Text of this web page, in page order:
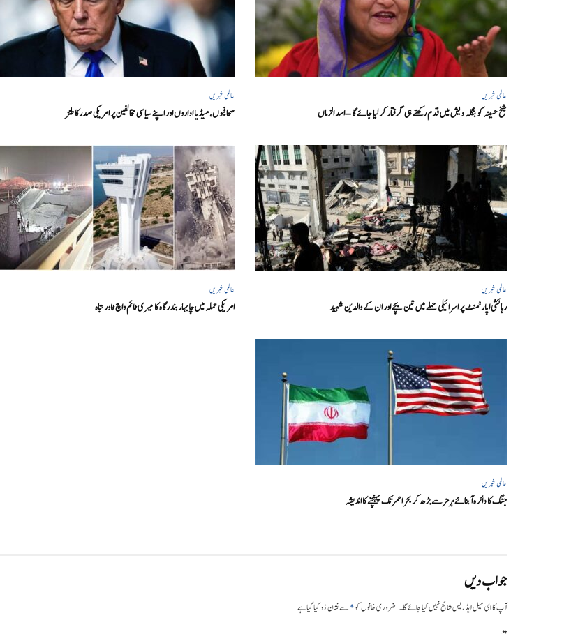
عالمی خبریں
شیخ حسینہ کو بنگلہ دیش میں قدم رکھتے ہی گرفتار کر لیا جائے گا – اسد الزماں
عالمی خبریں
صحافیوں، میڈیا اداروں اور اپنے سیاسی مخالفین پر امریکی صدرکا طنز
عالمی خبریں
رہائشی اپارٹمنٹ پر اسرائیلی حملے میں تین بچے اور ان کے والدین شہید
عالمی خبریں
امریکی حملہ میں چابہار بندرگاہ کا میری ٹائم واچ ٹاور تباہ
عالمی خبریں
جنگ کا دائرہ آبنائے ہرمز سے بڑھ کر بحر احمر تک پہنچنے کا اندیشہ
جواب دیں
آپ کا ای میل ایڈریس شائع نہیں کیا جائے گا۔ ضروری خانوں کو*سے نشان زد کیا گیا ہے